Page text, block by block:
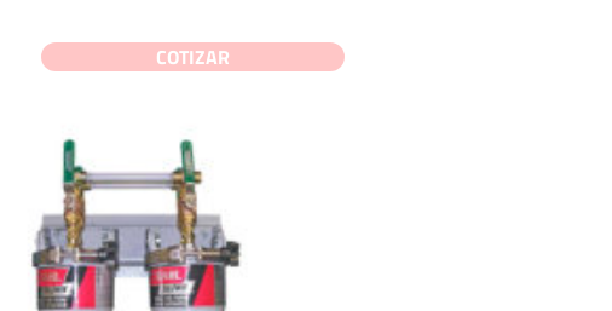
COTIZAR